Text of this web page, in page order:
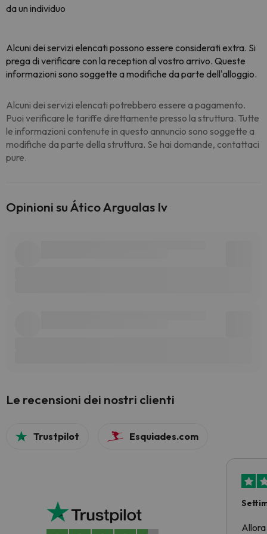
da un individuo
Alcuni dei servizi elencati possono essere considerati extra. Si
prega di verificare con la reception al vostro arrivo. Queste
informazioni sono soggette a modifiche da parte dell'alloggio.
Alcuni dei servizi elencati potrebbero essere a pagamento.
Puoi verificare le tariffe direttamente presso la struttura. Tutte
le informazioni contenute in questo annuncio sono soggette a
modifiche da parte della struttura. Se hai domande, contattaci
pure.
Opinioni su Ático Argualas Iv
Le recensioni dei nostri clienti
Trustpilot Esquiades.com
Allora